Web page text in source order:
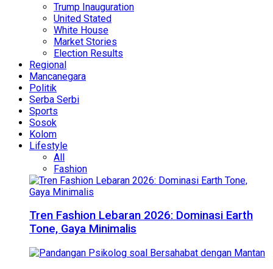
Trump Inauguration
United Stated
White House
Market Stories
Election Results
Regional
Mancanegara
Politik
Serba Serbi
Sports
Sosok
Kolom
Lifestyle
All
Fashion
Tren Fashion Lebaran 2026: Dominasi Earth
Tone, Gaya Minimalis